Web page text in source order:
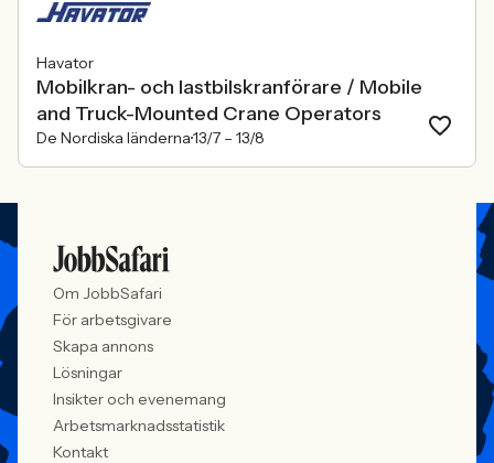
Havator
Mobilkran- och lastbilskranförare / Mobile
and Truck-Mounted Crane Operators
De Nordiska länderna13/7 – 13/8
Om JobbSafari
För arbetsgivare
Skapa annons
Lösningar
Insikter och evenemang
Arbetsmarknadsstatistik
Kontakt